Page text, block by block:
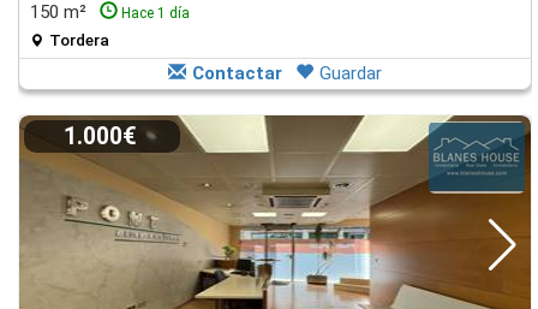
150 m²
Hace 1 día
Tordera
Contactar Guardar
1.000€